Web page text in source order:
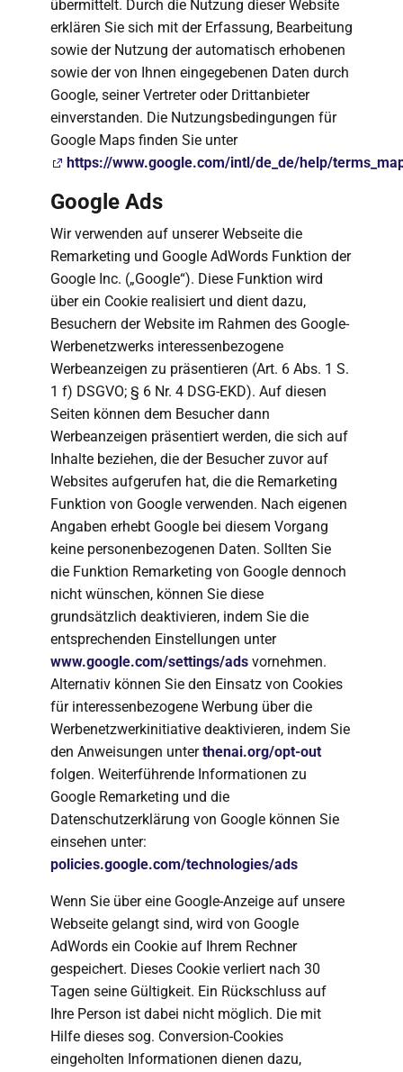
übermittelt. Durch die Nutzung dieser Website
erklären Sie sich mit der Erfassung, Bearbeitung
sowie der Nutzung der automatisch erhobenen
sowie der von Ihnen eingegebenen Daten durch
Google, seiner Vertreter oder Drittanbieter
einverstanden. Die Nutzungsbedingungen für
Google Maps finden Sie unter
https://www.google.com/intl/de_de/help/
Google Ads
Wir verwenden auf unserer Webseite die
Remarketing und Google AdWords Funktion der
Google Inc. („Google“). Diese Funktion wird
über ein Cookie realisiert und dient dazu,
Besuchern der Website im Rahmen des Google-
Werbenetzwerks interessenbezogene
Werbeanzeigen zu präsentieren (Art. 6 Abs. 1 S.
1 f) DSGVO; § 6 Nr. 4 DSG-EKD). Auf diesen
Seiten können dem Besucher dann
Werbeanzeigen präsentiert werden, die sich auf
Inhalte beziehen, die der Besucher zuvor auf
Websites aufgerufen hat, die die Remarketing
Funktion von Google verwenden. Nach eigenen
Angaben erhebt Google bei diesem Vorgang
keine personenbezogenen Daten. Sollten Sie
die Funktion Remarketing von Google dennoch
nicht wünschen, können Sie diese
grundsätzlich deaktivieren, indem Sie die
entsprechenden Einstellungen unter
www.google.com/settings/ads vornehmen.
Alternativ können Sie den Einsatz von Cookies
für interessenbezogene Werbung über die
Werbenetzwerkinitiative deaktivieren, indem Sie
den Anweisungen unterthenai.org/opt-out
folgen. Weiterführende Informationen zu
Google Remarketing und die
Datenschutzerklärung von Google können Sie
einsehen unter:
policies.google.com/technologies/ads
Wenn Sie über eine Google-Anzeige auf unsere
Webseite gelangt sind, wird von Google
AdWords ein Cookie auf Ihrem Rechner
gespeichert. Dieses Cookie verliert nach 30
Tagen seine Gültigkeit. Ein Rückschluss auf
Ihre Person ist dabei nicht möglich. Die mit
Hilfe dieses sog. Conversion-Cookies
eingeholten Informationen dienen dazu,